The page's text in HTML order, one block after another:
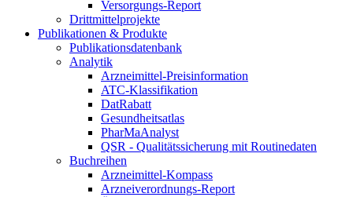
Versorgungs-Report
Drittmittelprojekte
Publikationen & Produkte
Publikationsdatenbank
Analytik
Arzneimittel-Preisinformation
ATC-Klassifikation
DatRabatt
Gesundheitsatlas
PharMaAnalyst
QSR - Qualitätssicherung mit Routinedaten
Buchreihen
Arzneimittel-Kompass
Arzneiverordnungs-Report